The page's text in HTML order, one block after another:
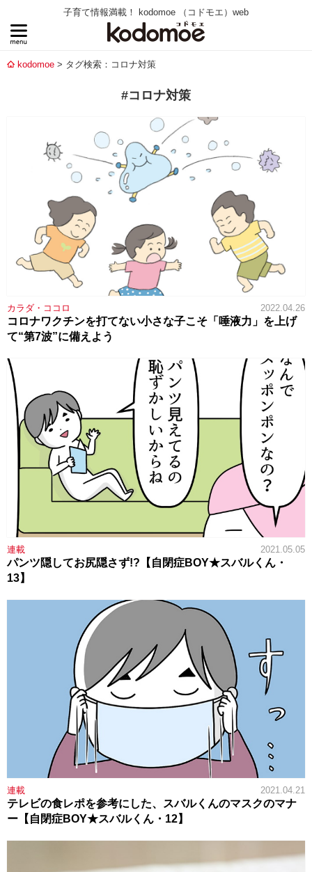
子育て情報満載！ kodomoe （コドモエ）web
kodomoe タグ検索：コロナ対策
#コロナ対策
カラダ・ココロ 2022.04.26
コロナワクチンを打てない小さな子こそ「唾液力」を上げ
て“第7波”に備えよう
連載 2021.05.05
パンツ隠してお尻隠さず!?【自閉症BOY★スバルくん・
13】
連載 2021.04.21
テレビの食レポを参考にした、スバルくんのマスクのマナ
ー【自閉症BOY★スバルくん・12】